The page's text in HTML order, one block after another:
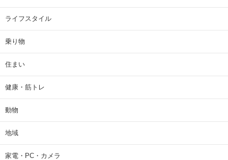
ライフスタイル
乗り物
住まい
健康・筋トレ
動物
地域
家電・PC・カメラ